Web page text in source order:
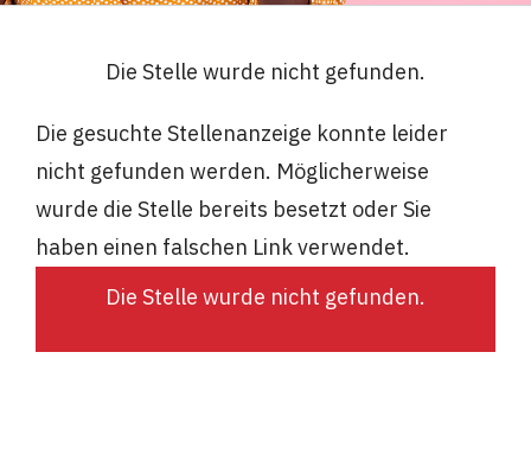
Die Stelle wurde nicht gefunden.
Die gesuchte Stellenanzeige konnte leider
nicht gefunden werden. Möglicherweise
wurde die Stelle bereits besetzt oder Sie
haben einen falschen Link verwendet.
Die Stelle wurde nicht gefunden.